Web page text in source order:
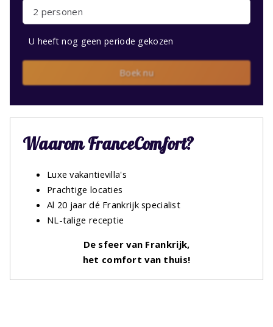
2 personen
U heeft nog geen periode gekozen
Boek nu
Waarom FranceComfort?
Luxe vakantievilla's
Prachtige locaties
Al 20 jaar dé Frankrijk specialist
NL-talige receptie
De sfeer van Frankrijk,
het comfort van thuis!